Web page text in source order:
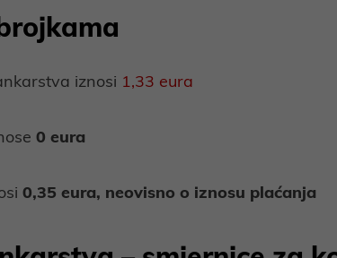
iznosi 1,33 eura
0 eura
0,35 eura, neovisno o iznosu plaćanja